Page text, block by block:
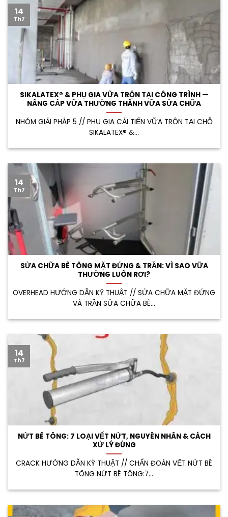
SIKALATEX® & PHỤ GIA VỮA TRỘN TẠI CÔNG TRÌNH —
NÂNG CẤP VỮA THƯỜNG THÀNH VỮA SỬA CHỮA
NHÓM GIẢI PHÁP 5 // PHỤ GIA CẢI TIẾN VỮA TRỘN TẠI CHỖ
SIKALATEX® &...
14
Th7
SỬA CHỮA BÊ TÔNG MẶT ĐỨNG & TRẦN: VÌ SAO VỮA
THƯỜNG LUÔN RƠI?
OVERHEAD HƯỚNG DẪN KỸ THUẬT // SỬA CHỮA MẶT ĐỨNG
VÀ TRẦN SỬA CHỮA BÊ...
14
Th7
NỨT BÊ TÔNG: 7 LOẠI VẾT NỨT, NGUYÊN NHÂN & CÁCH
XỬ LÝ ĐÚNG
CRACK HƯỚNG DẪN KỸ THUẬT // CHẨN ĐOÁN VẾT NỨT BÊ
TÔNG NỨT BÊ TÔNG:7...
14
Th7